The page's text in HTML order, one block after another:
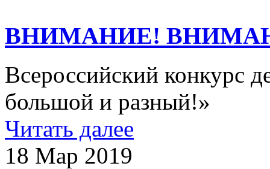
ВНИМАНИЕ!
Всероссийский конкурс
большой и разный!»
Читать далее
18 Мар 2019